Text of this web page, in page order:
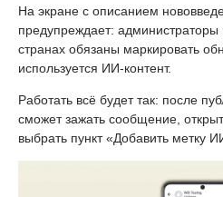
На экране с описанием
предупреждает: администраторы
странах обязаны маркировать
используется ИИ-контент.
Работать всё будет так: после
сможет зажать сообщение,
выбрать пункт «Добавить метку